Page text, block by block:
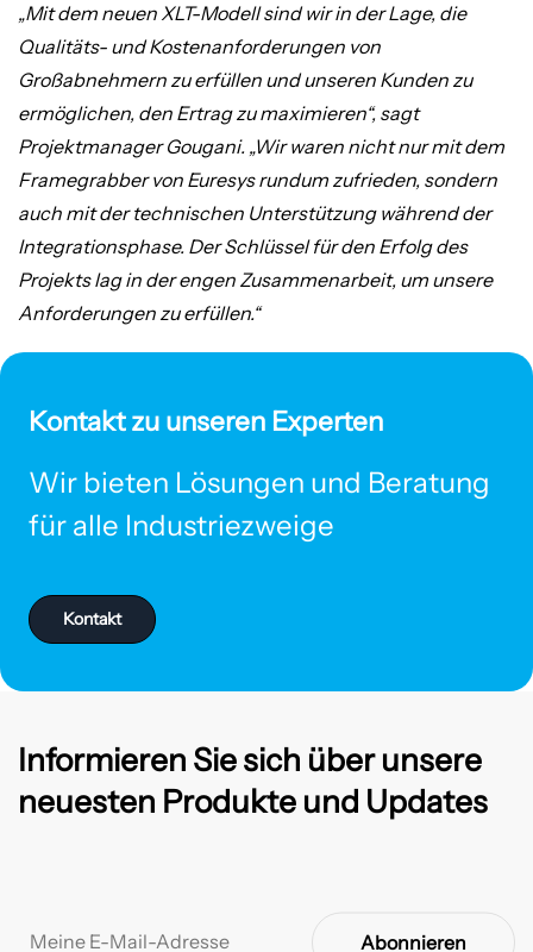
„Mit dem neuen XLT-Modell sind wir in der Lage, die
Qualitäts- und Kostenanforderungen von
Großabnehmern zu erfüllen und unseren Kunden zu
ermöglichen, den Ertrag zu maximieren“, sagt
Projektmanager Gougani. „Wir waren nicht nur mit dem
Framegrabber von Euresys rundum zufrieden, sondern
auch mit der technischen Unterstützung während der
Integrationsphase. Der Schlüssel für den Erfolg des
Projekts lag in der engen Zusammenarbeit, um unsere
Anforderungen zu erfüllen.“
Kontakt zu unseren Experten
Wir bieten Lösungen und Beratung
für alle Industriezweige
Kontakt
Informieren Sie sich über unsere
neuesten Produkte und Updates
Abonnieren